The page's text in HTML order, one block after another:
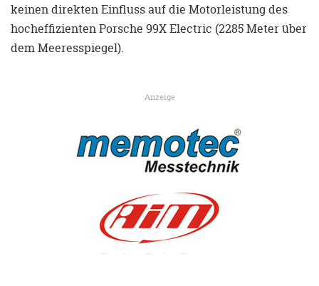
keinen direkten Einfluss auf die Motorleistung des
hocheffizienten Porsche 99X Electric (2285 Meter über
dem Meeresspiegel).
Anzeige